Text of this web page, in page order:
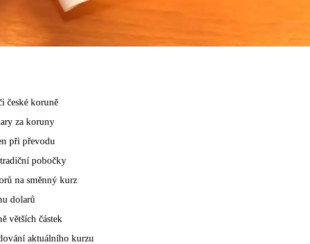
české koruně
za koruny
při převodu
pobočky
na směnný kurz
dolarů
větších částek
aktuálního kurzu